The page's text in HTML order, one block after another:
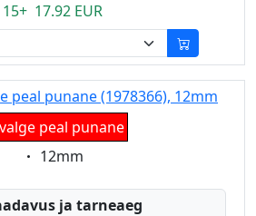
15+ 17.92 EUR
peal punane (1978366), 12mm
valge peal punane
Eigenschaft:
12mm
ja tarneaeg